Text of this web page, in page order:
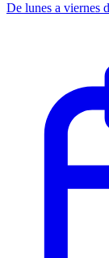
De lunes a viernes